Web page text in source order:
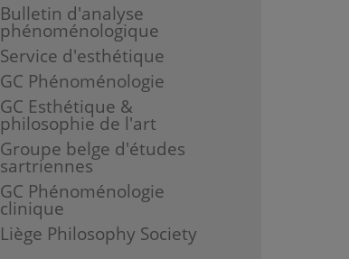
Bulletin d'analyse
phénoménologique
Service d'esthétique
GC Phénoménologie
GC Esthétique &
philosophie de l'art
Groupe belge d'études
sartriennes
GC Phénoménologie
clinique
Liège Philosophy Society